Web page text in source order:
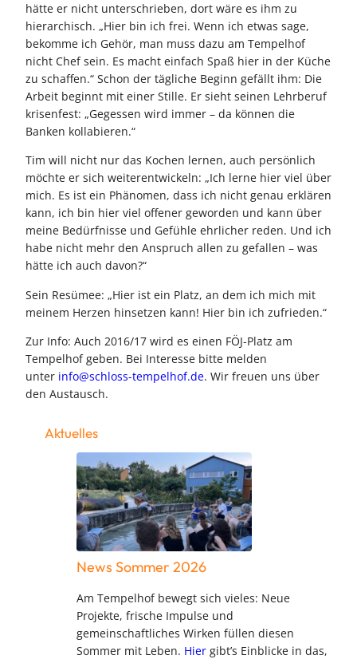
hätte er nicht unterschrieben, dort wäre es ihm zu
hierarchisch. „Hier bin ich frei. Wenn ich etwas sage,
bekomme ich Gehör, man muss dazu am Tempelhof
nicht Chef sein. Es macht einfach Spaß hier in der Küche
zu schaffen.“ Schon der tägliche Beginn gefällt ihm: Die
Arbeit beginnt mit einer Stille. Er sieht seinen Lehrberuf
krisenfest: „Gegessen wird immer – da können die
Banken kollabieren.“
Tim will nicht nur das Kochen lernen, auch persönlich
möchte er sich weiterentwickeln: „Ich lerne hier viel über
mich. Es ist ein Phänomen, dass ich nicht genau erklären
kann, ich bin hier viel offener geworden und kann über
meine Bedürfnisse und Gefühle ehrlicher reden. Und ich
habe nicht mehr den Anspruch allen zu gefallen – was
hätte ich auch davon?“
Sein Resümee: „Hier ist ein Platz, an dem ich mich mit
meinem Herzen hinsetzen kann! Hier bin ich zufrieden.“
Zur Info: Auch 2016/17 wird es einen FÖJ-Platz am
Tempelhof geben. Bei Interesse bitte melden
unter info@schloss-tempelhof.de. Wir freuen uns über
den Austausch.
Aktuelles
News Sommer 2026
Am Tempelhof bewegt sich vieles: Neue
Projekte, frische Impulse und
gemeinschaftliches Wirken füllen diesen
Sommer mit Leben. Hier gibt’s Einblicke in das,